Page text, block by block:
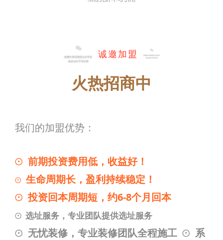
诚邀加盟
火热招商中
我们的加盟优势：
⊙ 前期投资费用低，收益好！
⊙ 生命周期长，盈利持续稳定！
⊙ 投资回本周期短，约6-8个月回本
⊙ 选址服务，专业团队提供选址服务
⊙ 无忧装修，专业装修团队全程施工 ⊙ 系